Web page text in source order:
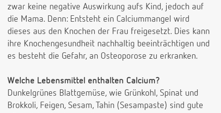
zwar keine negative Auswirkung aufs Kind, jedoch auf
die Mama. Denn: Entsteht ein Calciummangel wird
dieses aus den Knochen der Frau freigesetzt. Dies kann
ihre Knochengesundheit nachhaltig beeinträchtigen und
es besteht die Gefahr, an Osteoporose zu erkranken.
Welche Lebensmittel enthalten Calcium?
Dunkelgrünes Blattgemüse, wie Grünkohl, Spinat und
Brokkoli, Feigen, Sesam, Tahin (Sesampaste) sind gute